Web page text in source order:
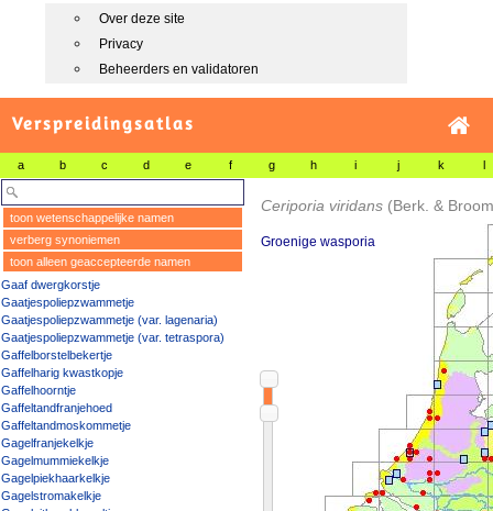
Over deze site
Privacy
Beheerders en validatoren
Verspreidingsatlas
a b c d e f g h i j k l
toon wetenschappelijke namen
verberg synoniemen
toon alleen geaccepteerde namen
Gaaf dwergkorstje
Gaatjespoliepzwammetje
Gaatjespoliepzwammetje (var. lagenaria)
Gaatjespoliepzwammetje (var. tetraspora)
Gaffelborstelbekertje
Gaffelharig kwastkopje
Gaffelhoorntje
Gaffeltandfranjehoed
Gaffeltandmoskommetje
Gagelfranjekelkje
Gagelmummiekelkje
Gagelpiekhaarkelkje
Gagelstromakelkje
Ceriporia viridans (Berk. &
Groenige wasporia